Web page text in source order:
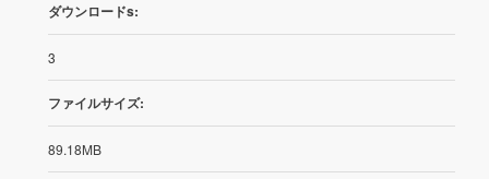
ダウンロードs:
3
ファイルサイズ:
89.18MB